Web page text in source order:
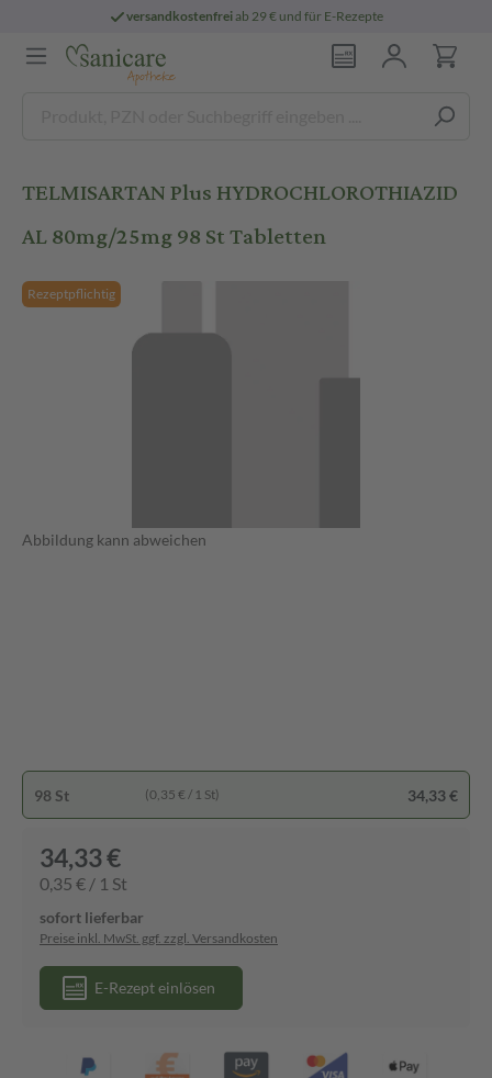
versandkostenfreiab 29 € und für E-Rezepte
TELMISARTAN Plus HYDROCHLOROTHIAZID
AL 80mg/25mg 98 St Tabletten
Rezeptpflichtig
Abbildung kann abweichen
98 St (0,35 € / 1 St) 34,33 €
34,33 €
0,35 € / 1 St
sofort lieferbar
Preise inkl. MwSt. ggf. zzgl. Versandkosten
E-Rezept einlösen